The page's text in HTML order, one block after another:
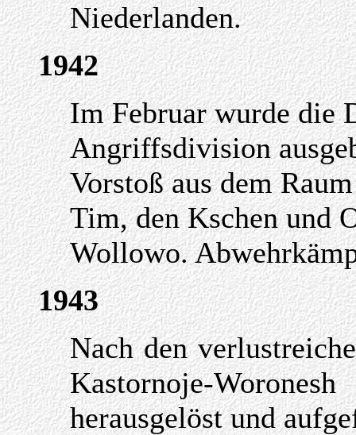
Niederlanden.
1942
Im Februar wurde die
Angriffsdivision
Vorstoß aus dem
Tim, den Kschen und
Wollowo.
1943
Nach den
Kastornoje-
herausgelöst und